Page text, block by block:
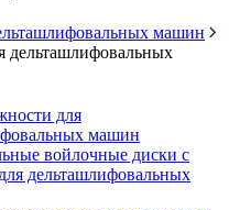
машин
дельташлифовальных
для
машин
войлочные диски с
дельташлифовальных